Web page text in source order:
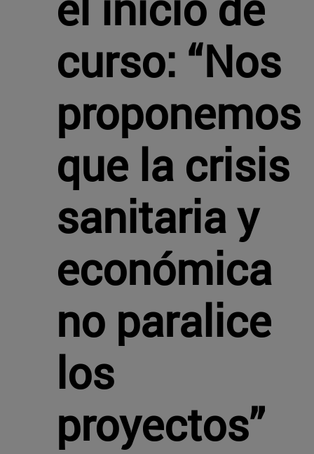
curso: “Nos
proponemos
que la crisis
sanitaria y
económica
no paralice
los
proyectos”